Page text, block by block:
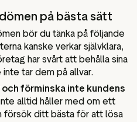
på bästa sätt
bör du tänka på följande
kanske verkar självklara,
har svårt att behålla sina
tar dem på allvar.
förminska inte kundens
alltid håller med om ett
försök ditt bästa för att lösa